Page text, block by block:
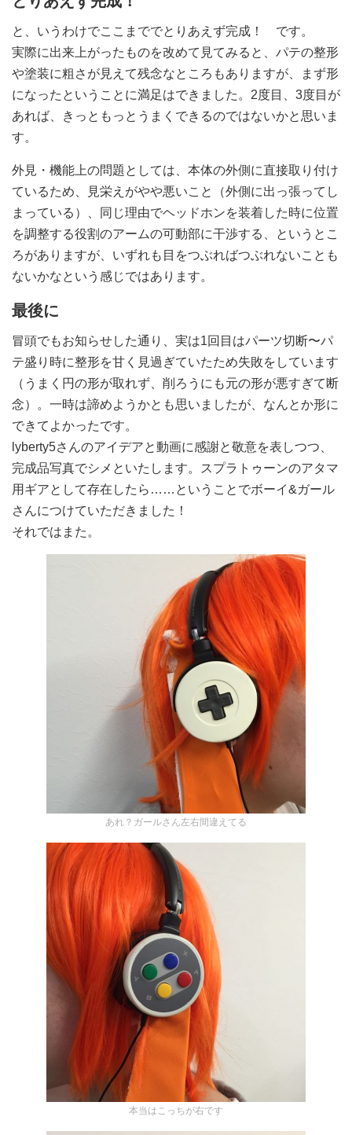
と、いうわけでここまででとりあえず完成！ です。
実際に出来上がったものを改めて見てみると、パテの整形
や塗装に粗さが見えて残念なところもありますが、まず形
になったということに満足はできました。2度目、3度目が
あれば、きっともっとうまくできるのではないかと思いま
す。
外見・機能上の問題としては、本体の外側に直接取り付け
ているため、見栄えがやや悪いこと（外側に出っ張ってし
まっている）、同じ理由でヘッドホンを装着した時に位置
を調整する役割のアームの可動部に干渉する、というとこ
ろがありますが、いずれも目をつぶればつぶれないことも
ないかなという感じではあります。
最後に
冒頭でもお知らせした通り、実は1回目はパーツ切断〜パ
テ盛り時に整形を甘く見過ぎていたため失敗をしています
（うまく円の形が取れず、削ろうにも元の形が悪すぎて断
念）。一時は諦めようかとも思いましたが、なんとか形に
できてよかったです。
lyberty5さんのアイデアと動画に感謝と敬意を表しつつ、
完成品写真でシメといたします。スプラトゥーンのアタマ
用ギアとして存在したら……ということでボーイ&ガール
さんにつけていただきました！
それではまた。
あれ？ガールさん左右間違えてる
本当はこっちが右です